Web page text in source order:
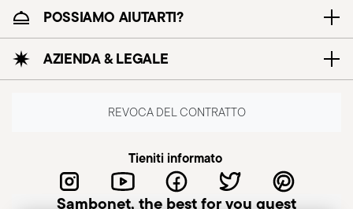
CUTLERY - La posateria deve essere utilizzata e
seguito alcune indicazioni per un utilizzo sicuro.
posateria per scopi impropri. Integrità: Verificare
allentati, crepe o altre rotture. Una posateria
danneggiata potrebbe risultare pericolosa
durante l'uso, soprattutto se la parte
POSSIAMO AIUTARTI?
AZIENDA & LEGALE
REVOCA DEL CONTRATTO
Tieniti informato
Sambonet, the best for you guest